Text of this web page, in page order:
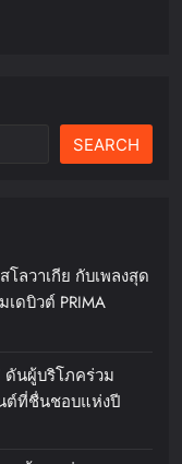
สุดแซ่บแห่งยุค
บินมาเจอแฟน
ago 0
SEARCH
โลวาเกีย กับเพลงสุด
เดบิวต์ PRIMA
ดันผู้บริโภคร่วม
ต์ที่ชื่นชอบแห่งปี